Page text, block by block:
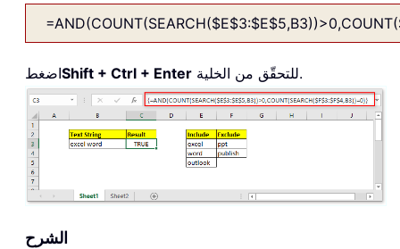
اضغطShift + Ctrl + Enter للتحقّق من الخلية.
الشرح